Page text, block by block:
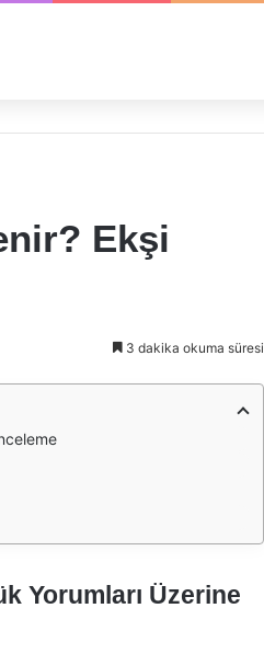
Ekşi
3 dakika okuma süresi
Yorumları Üzerine